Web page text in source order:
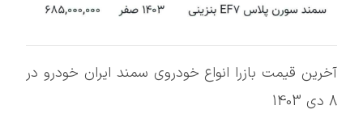
آخرین قیمت بازرا انواع خودروی سمند ایران خودرو در
8 دی 1403